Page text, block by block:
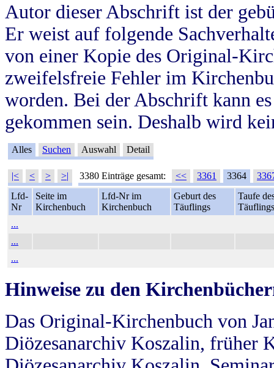
Autor dieser Abschrift ist der
Er weist auf folgende
von einer Kopie des Original-
zweifelsfreie Fehler im
worden. Bei der Abschrift kann
gekommen sein. Deshalb wird
Alles Suchen Auswahl Detail
|< < > >| 3380 Einträge gesamt: << 3361 3364
Lfd-
Nr
Seite im
Kirchenbuch
Lfd-Nr im
Kirchenbuch
Geburt des
Täuflings
Taufe
Täuflings
...
...
...
Hinweise zu den
Das Original-Kirchenbuch von
Diözesanarchiv Koszalin, früher